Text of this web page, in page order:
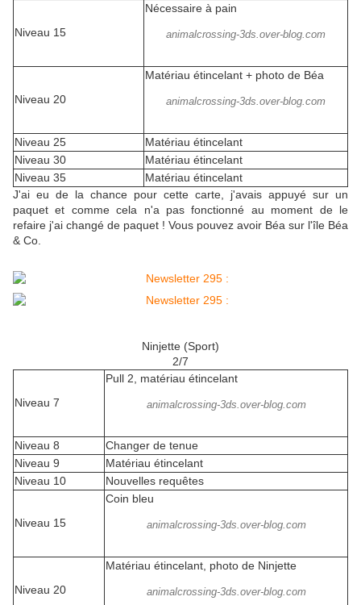
Niveau 15
Nécessaire à pain
animalcrossing-3ds.over-blog.com
Niveau 20
Matériau étincelant + photo de Béa
animalcrossing-3ds.over-blog.com
Niveau 25
Matériau étincelant
Niveau 30
Matériau étincelant
Niveau 35
Matériau étincelant
J'ai eu de la chance pour cette carte, j'avais appuyé sur un
paquet et comme cela n'a pas fonctionné au moment de le
refaire j'ai changé de paquet ! Vous pouvez avoir Béa sur l'île Béa
& Co.
Ninjette (Sport)
2/7
Niveau 7
Pull 2, matériau étincelant
animalcrossing-3ds.over-blog.com
Niveau 8
Changer de tenue
Niveau 9
Matériau étincelant
Niveau 10
Nouvelles requêtes
Niveau 15
Coin bleu
animalcrossing-3ds.over-blog.com
Niveau 20
Matériau étincelant, photo de Ninjette
animalcrossing-3ds.over-blog.com